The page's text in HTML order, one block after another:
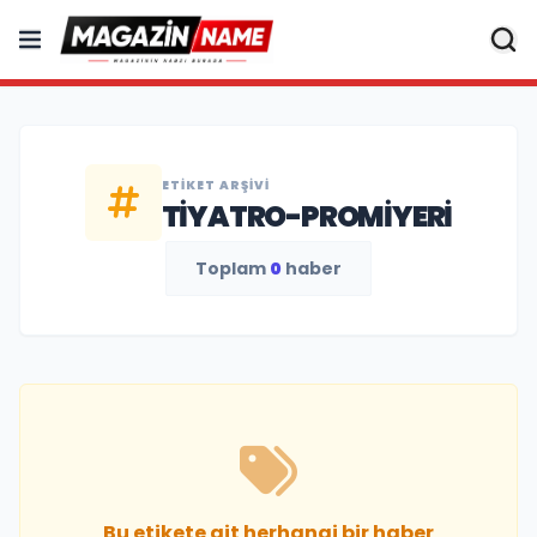
ETIKET ARŞIVI
TIYATRO-PROMIYERI
Toplam 0 haber